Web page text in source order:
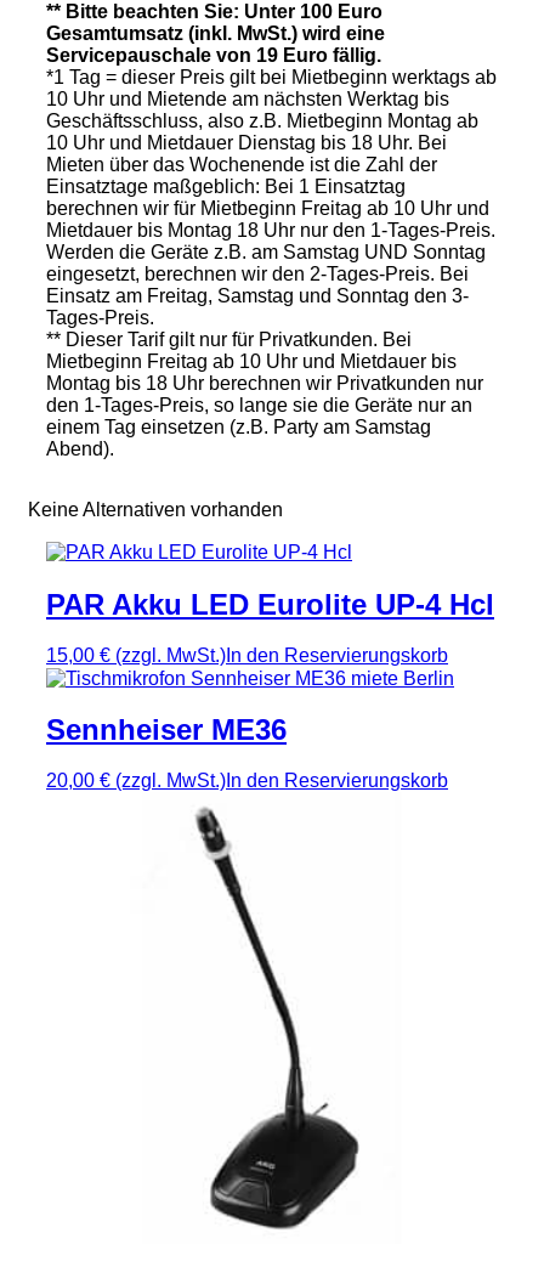
** Bitte beachten Sie: Unter 100 Euro
Gesamtumsatz (inkl. MwSt.) wird eine
Servicepauschale von 19 Euro fällig.
*1 Tag = dieser Preis gilt bei Mietbeginn werktags ab
10 Uhr und Mietende am nächsten Werktag bis
Geschäftsschluss, also z.B. Mietbeginn Montag ab
10 Uhr und Mietdauer Dienstag bis 18 Uhr. Bei
Mieten über das Wochenende ist die Zahl der
Einsatztage maßgeblich: Bei 1 Einsatztag
berechnen wir für Mietbeginn Freitag ab 10 Uhr und
Mietdauer bis Montag 18 Uhr nur den 1-Tages-Preis.
Werden die Geräte z.B. am Samstag UND Sonntag
eingesetzt, berechnen wir den 2-Tages-Preis. Bei
Einsatz am Freitag, Samstag und Sonntag den 3-
Tages-Preis.
** Dieser Tarif gilt nur für Privatkunden. Bei
Mietbeginn Freitag ab 10 Uhr und Mietdauer bis
Montag bis 18 Uhr berechnen wir Privatkunden nur
den 1-Tages-Preis, so lange sie die Geräte nur an
einem Tag einsetzen (z.B. Party am Samstag
Abend).
Keine Alternativen vorhanden
PAR Akku LED Eurolite UP-4 Hcl
15,00 € (zzgl. MwSt.) In den Reservierungskorb
Sennheiser ME36
20,00 € (zzgl. MwSt.) In den Reservierungskorb